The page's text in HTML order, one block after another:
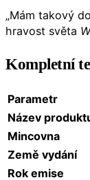
„Mám takový
hravost světa
Kompletní
Parametr
Název
Mincovna
Země vydání
Rok emise